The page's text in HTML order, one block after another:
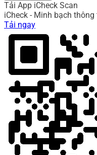
Tải App iCheck Scan
iCheck - Minh bạch
Tải ngay